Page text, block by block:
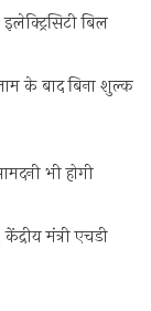
बिल
के बाद बिना शुल्क
भी होगी
केंद्रीय मंत्री एचडी